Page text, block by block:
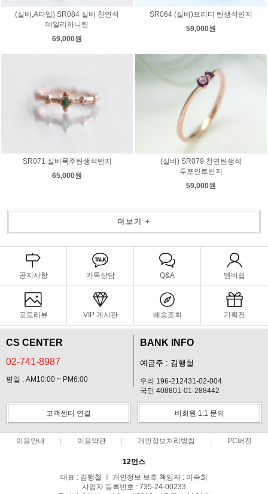
(실버,A타입) SR084 실버 천연석
데일리하니링
69,000원
SR064 (실버)프리티 탄생석반지
59,000원
SR071 실버묵주탄생석반지
65,000원
(실버) SR079 천연탄생석
투포인트반지
59,000원
더보기 +
공지사항 카톡상담 Q&A 멤버쉽
포토리뷰 VIP 게시판 배송조회 기획전
CS CENTER
02-741-8987
평일 : AM10:00 ~ PM6:00
BANK INFO
예금주 : 김행철
우리 196-212431-02-004
국민 408801-01-288442
고객센터 연결 비회원 1:1 문의
이용안내 이용약관 개인정보처리방침 PC버전
12먼스
대표 : 김행철 ㅣ 개인정보 보호 책임자 : 이숙희
사업자 등록번호 : 735-24-00233